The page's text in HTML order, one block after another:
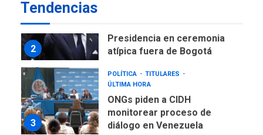
Tendencias
2
Presidencia en ceremonia
atípica fuera de Bogotá
3
POLÍTICA
TITULARES
ÚLTIMA HORA
ONGs piden a CIDH
monitorear proceso de
diálogo en Venezuela